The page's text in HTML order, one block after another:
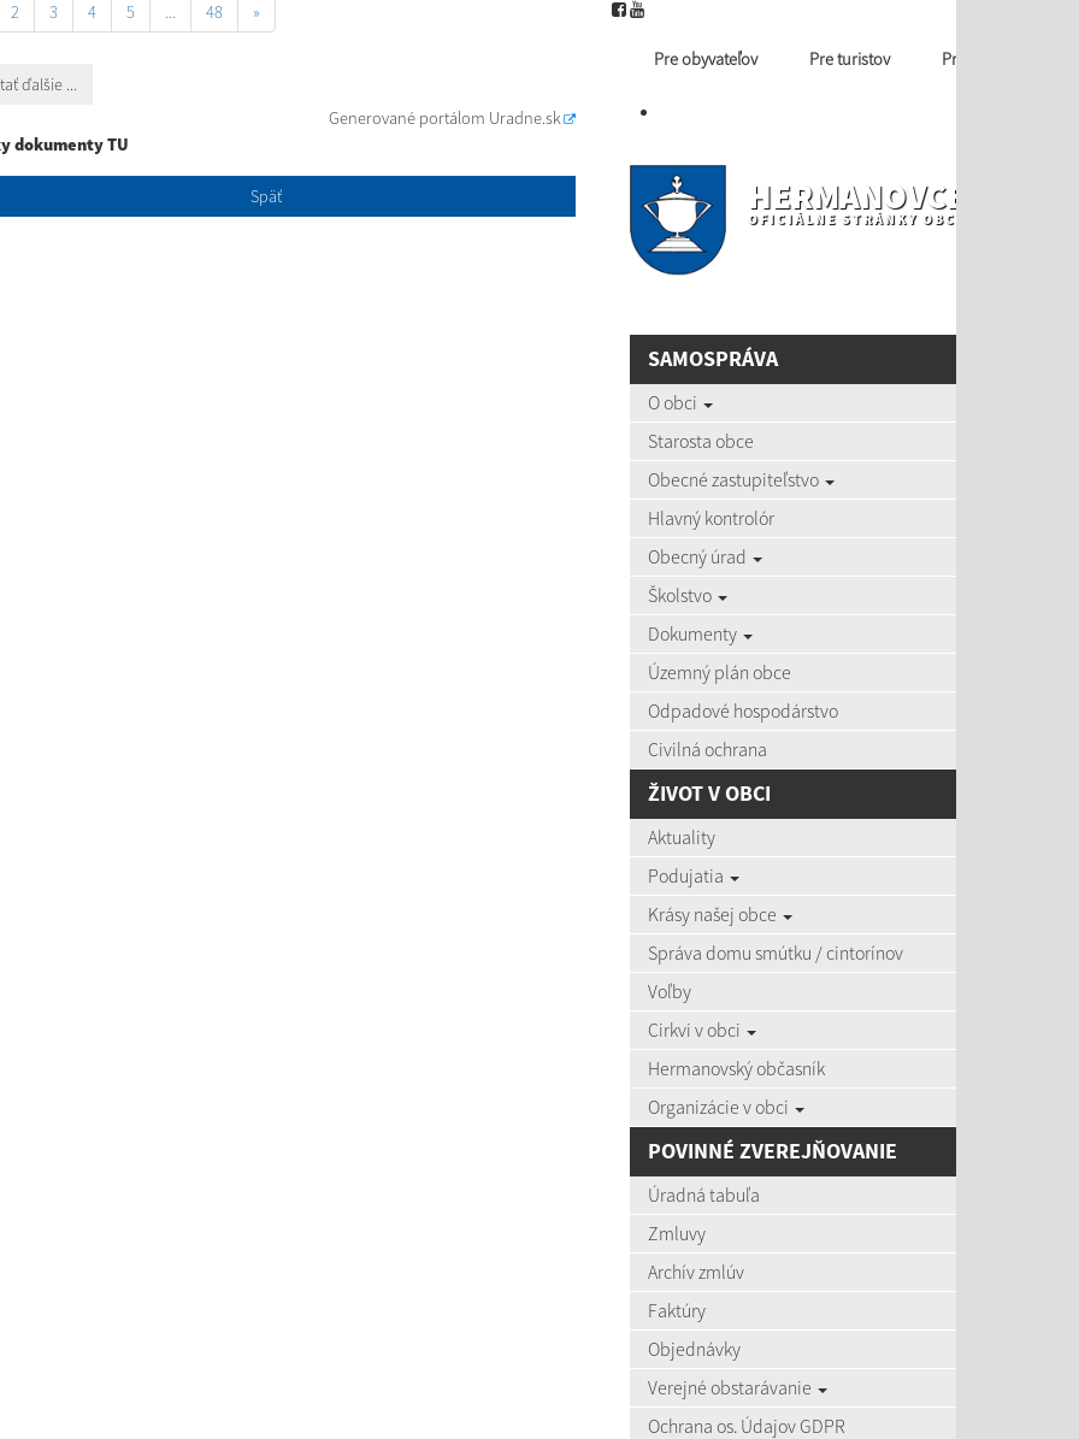
2 3 4 5 ... 48 »
ďalšie ...
Generované portálom Uradne.sk
dokumenty TU
Späť
Pre obyvateľov Pre turistov Profil ver.
HERMANOVCE NAD
OFICIÁLNE STRÁNKY OBCE
SAMOSPRÁVA
O obci
Starosta obce
Obecné zastupiteľstvo
Hlavný kontrolór
Obecný úrad
Školstvo
Dokumenty
Územný plán obce
Odpadové hospodárstvo
Civilná ochrana
ŽIVOT V OBCI
Aktuality
Podujatia
Krásy našej obce
Správa domu smútku / cintorínov
Voľby
Cirkvi v obci
Hermanovský občasník
Organizácie v obci
POVINNÉ ZVEREJŇOVANIE
Úradná tabuľa
Zmluvy
Archív zmlúv
Faktúry
Objednávky
Verejné obstarávanie
Ochrana os. Údajov GDPR